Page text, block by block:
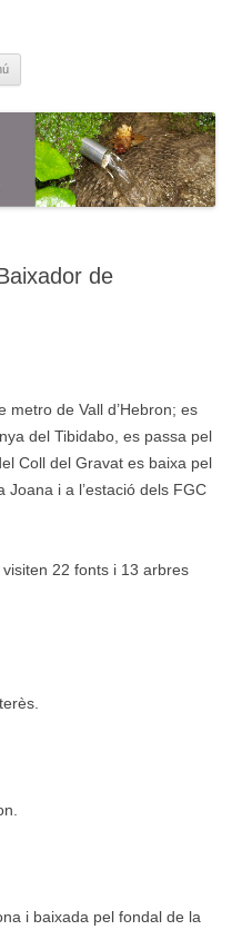
de
metro de Vall d’Hebron; es
del Tibidabo, es passa pel
Coll del Gravat es baixa pel
Joana i a l’estació dels FGC
22 fonts i 13 arbres
i baixada pel fondal de la